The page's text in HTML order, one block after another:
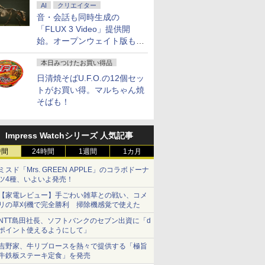
AI クリエイター
音・会話も同時生成の
「FLUX 3 Video」提供開
始。オープンウェイト版も計
画
本日みつけたお買い得品
日清焼そばU.F.O.の12個セッ
トがお買い得。マルちゃん焼
そばも！
Impress Watchシリーズ 人気記事
24時間 1週間 1カ月
スド「Mrs. GREEN APPLE」のコラボドーナ
4種、いよいよ発売！
家電レビュー】手ごわい雑草との戦い、コメ
の草刈機で完全勝利 掃除機感覚で使えた
島田社長、ソフトバンクのセブン出資に「d
イント使えるようにして」
野家、牛リブロースを熱々で提供する「極旨
鉄板ステーキ定食」を発売